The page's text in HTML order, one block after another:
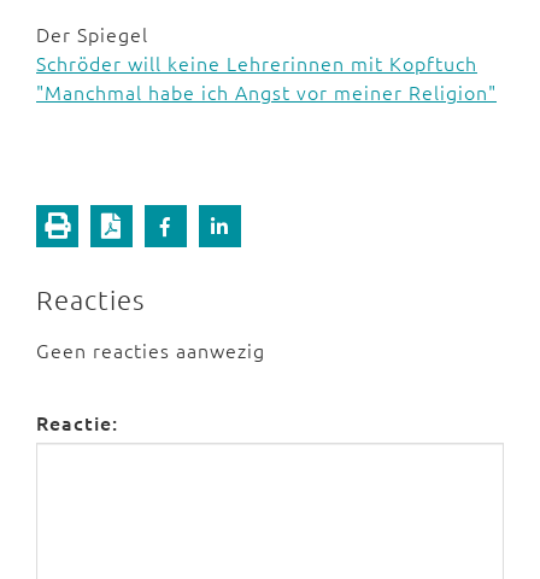
Der Spiegel
Schröder will keine Lehrerinnen mit Kopftuch
"Manchmal habe ich Angst vor meiner Religion"
Reacties
Geen reacties aanwezig
Reactie: